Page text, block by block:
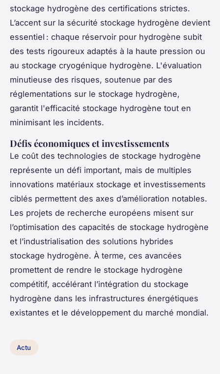
stockage hydrogène des certifications strictes.
L’accent sur la sécurité stockage hydrogène devient
essentiel : chaque réservoir pour hydrogène subit
des tests rigoureux adaptés à la haute pression ou
au stockage cryogénique hydrogène. L'évaluation
minutieuse des risques, soutenue par des
réglementations sur le stockage hydrogène,
garantit l'efficacité stockage hydrogène tout en
minimisant les incidents.
Défis économiques et investissements
Le coût des technologies de stockage hydrogène
représente un défi important, mais de multiples
innovations matériaux stockage et investissements
ciblés permettent des axes d’amélioration notables.
Les projets de recherche européens misent sur
l’optimisation des capacités de stockage hydrogène
et l’industrialisation des solutions hybrides
stockage hydrogène. À terme, ces avancées
promettent de rendre le stockage hydrogène
compétitif, accélérant l’intégration du stockage
hydrogène dans les infrastructures énergétiques
existantes et le développement du marché mondial.
Actu